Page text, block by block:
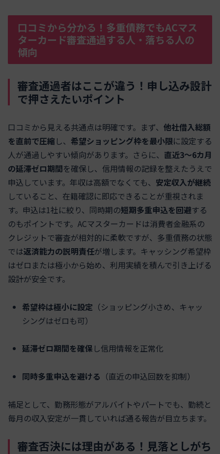
口コミから分かる！多重債務でもACマス
ターカード審査通過する人・落ちる人の
傾向
審査通過者はここが違う！申し込み設計
で押さえたいポイント
口コミから見える共通点は明確です。まず、 他社借入総額
を直前で圧縮 し、 希望ショッピング枠を最小限に設定する
人が通過しやすい傾向があります。さらに、 直近3～6カ月
の延滞ゼロ期間を確保し、信用情報の記録を整えたうえで
申込しています。年収は高額でなくても、 安定収入が継続
していること、在籍確認に即応できることが重視されま
す。申込は1社に絞り、同時期の短期多重申込を回避する
のもポイントです。ACマスターカードは消費者金融系の
クレジットで審査が相対的に柔軟ですが、多重債務の状態
では返済能力の説明責任が増します。キャッシング希望枠
はゼロまたは極小から始め、利用実績を積んで引き上げる
設計が安全です。
希望枠は極小に設定 （ショッピング小さめ、キャッ
シングはゼロも可）
延滞ゼロ期間を確保 し信用情報を正常化
同時多重申込を避ける （直近の申込回数を抑制）
補足として、勤務形態がアルバイトやパートでも、勤続と
毎月の収入安定が一貫していれば通る報告が目立ちます。
審査否決には理由がある！見落としがち